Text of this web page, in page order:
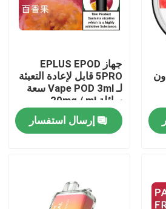
جهاز EPLUS EPOD
5PRO قابل لإعادة التعبئة
لـ Vape POD 3ml سعة
سائلة 20mg / ml
النيكوتين
إرسال استفسار